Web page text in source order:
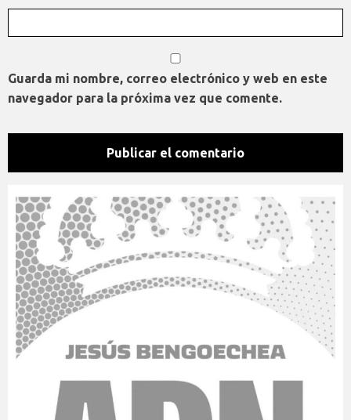
Guarda mi nombre, correo electrónico y web en este
navegador para la próxima vez que comente.